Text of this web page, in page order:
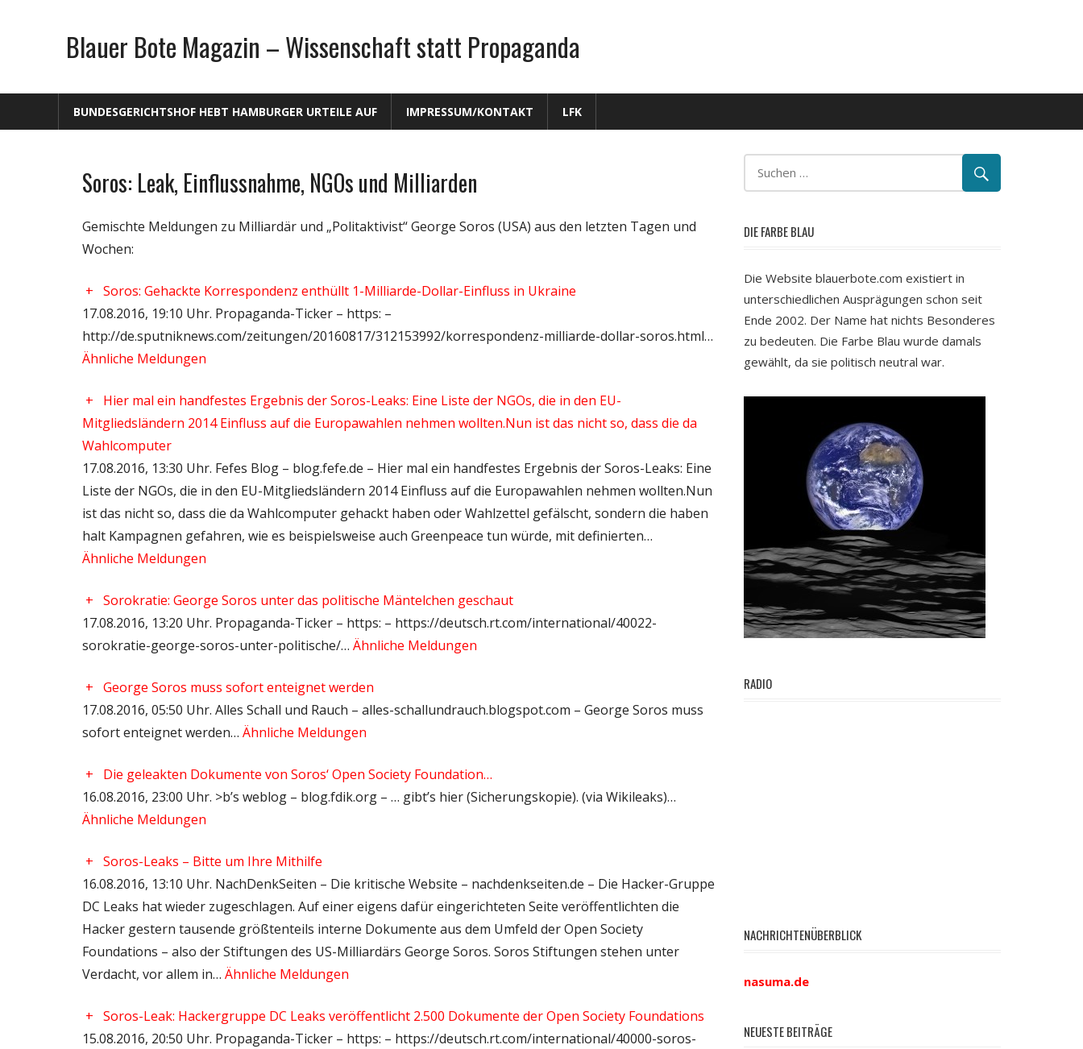
Blauer Bote Magazin – Wissenschaft statt Propaganda
BUNDESGERICHTSHOF HEBT HAMBURGER URTEILE AUF IMPRESSUM/KONTAKT LFK
Gesellschaft
Politik
Wirtschaft
Wissenschaft
Soros: Leak, Einflussnahme, NGOs und Milliarden
Gemischte Meldungen zu Milliardär und „Politaktivist“ George Soros (USA) aus den letzten Tagen und
Wochen:
+ Soros: Gehackte Korrespondenz enthüllt 1-Milliarde-Dollar-Einfluss in Ukraine
17.08.2016, 19:10 Uhr. Propaganda-Ticker – https: –
http://de.sputniknews.com/zeitungen/20160817/312153992/korrespondenz-milliarde-dollar-soros.html…
Ähnliche Meldungen
+
Hier mal ein handfestes Ergebnis der Soros-Leaks: Eine Liste der NGOs, die in den EU-
Mitgliedsländern 2014 Einfluss auf die Europawahlen nehmen wollten.Nun ist das nicht so, dass die da
Wahlcomputer
17.08.2016, 13:30 Uhr. Fefes Blog – blog.fefe.de – Hier mal ein handfestes Ergebnis der Soros-Leaks: Eine
Liste der NGOs, die in den EU-Mitgliedsländern 2014 Einfluss auf die Europawahlen nehmen wollten.Nun
ist das nicht so, dass die da Wahlcomputer gehackt haben oder Wahlzettel gefälscht, sondern die haben
halt Kampagnen gefahren, wie es beispielsweise auch Greenpeace tun würde, mit definierten…
Ähnliche Meldungen
+ Sorokratie: George Soros unter das politische Mäntelchen geschaut
17.08.2016, 13:20 Uhr. Propaganda-Ticker – https: – https://deutsch.rt.com/international/40022-
sorokratie-george-soros-unter-politische/… Ähnliche Meldungen
+ George Soros muss sofort enteignet werden
17.08.2016, 05:50 Uhr. Alles Schall und Rauch – alles-schallundrauch.blogspot.com – George Soros muss
sofort enteignet werden… Ähnliche Meldungen
+
Die geleakten Dokumente von Soros‘ Open Society Foundation…
16.08.2016, 23:00 Uhr. >b’s weblog – blog.fdik.org – … gibt’s hier (Sicherungskopie). (via Wikileaks)…
Ähnliche Meldungen
+ Soros-Leaks – Bitte um Ihre Mithilfe
16.08.2016, 13:10 Uhr. NachDenkSeiten – Die kritische Website – nachdenkseiten.de – Die Hacker-Gruppe
DC Leaks hat wieder zugeschlagen. Auf einer eigens dafür eingerichteten Seite veröffentlichten die
Hacker gestern tausende größtenteils interne Dokumente aus dem Umfeld der Open Society
Foundations – also der Stiftungen des US-Milliardärs George Soros. Soros Stiftungen stehen unter
Verdacht, vor allem in… Ähnliche Meldungen
+ Soros-Leak: Hackergruppe DC Leaks veröffentlicht 2.500 Dokumente der Open Society Foundations
15.08.2016, 20:50 Uhr. Propaganda-Ticker – https: – https://deutsch.rt.com/international/40000-soros-
DIE FARBE BLAU
Die Website blauerbote.com existiert in
unterschiedlichen Ausprägungen schon seit
Ende 2002. Der Name hat nichts Besonderes
zu bedeuten. Die Farbe Blau wurde damals
gewählt, da sie politisch neutral war.
RADIO
NACHRICHTENÜBERBLICK
nasuma.de
NEUESTE BEITRÄGE